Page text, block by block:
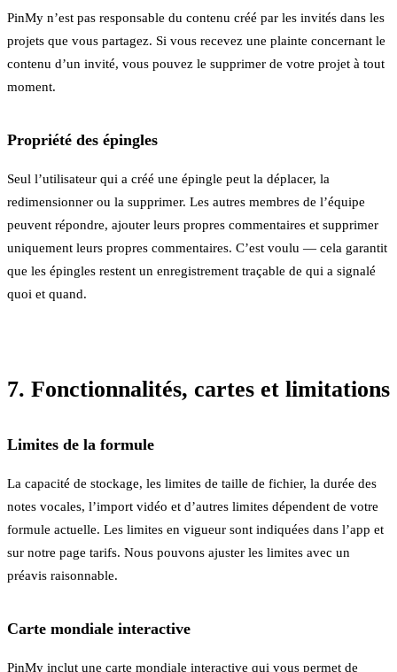
PinMy n’est pas responsable du contenu créé par les invités dans les
projets que vous partagez. Si vous recevez une plainte concernant le
contenu d’un invité, vous pouvez le supprimer de votre projet à tout
moment.
Propriété des épingles
Seul l’utilisateur qui a créé une épingle peut la déplacer, la
redimensionner ou la supprimer. Les autres membres de l’équipe
peuvent répondre, ajouter leurs propres commentaires et supprimer
uniquement leurs propres commentaires. C’est voulu — cela garantit
que les épingles restent un enregistrement traçable de qui a signalé
quoi et quand.
7. Fonctionnalités, cartes et limitations
Limites de la formule
La capacité de stockage, les limites de taille de fichier, la durée des
notes vocales, l’import vidéo et d’autres limites dépendent de votre
formule actuelle. Les limites en vigueur sont indiquées dans l’app et
sur notre page tarifs. Nous pouvons ajuster les limites avec un
préavis raisonnable.
Carte mondiale interactive
PinMy inclut une carte mondiale interactive qui vous permet de